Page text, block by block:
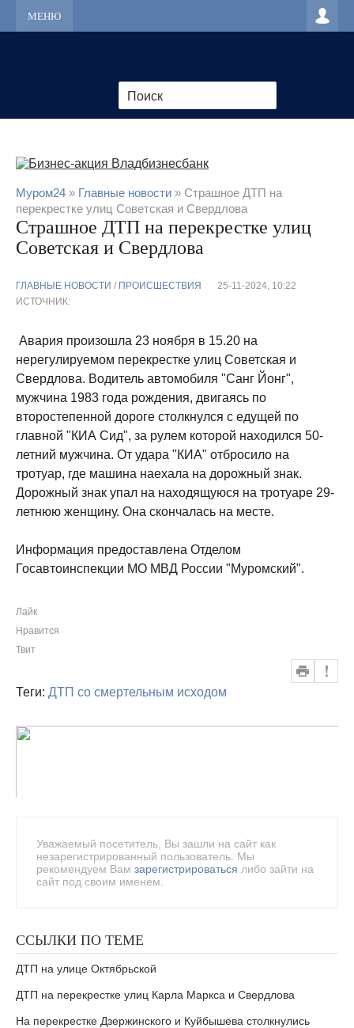
МЕНЮ
Муром24 » Главные новости » Страшное ДТП на
перекрестке улиц Советская и Свердлова
Страшное ДТП на перекрестке улиц
Советская и Свердлова
ГЛАВНЫЕ НОВОСТИ / ПРОИСШЕСТВИЯ
25-11-2024, 10:22
ИСТОЧНИК:
Авария произошла 23 ноября в 15.20 на
нерегулируемом перекрестке улиц Советская и
Свердлова. Водитель автомобиля "Санг Йонг",
мужчина 1983 года рождения, двигаясь по
второстепенной дороге столкнулся с едущей по
главной "КИА Сид", за рулем которой находился 50-
летний мужчина. От удара "КИА" отбросило на
тротуар, где машина наехала на дорожный знак.
Дорожный знак упал на находящуюся на тротуаре 29-
летнюю женщину. Она скончалась на месте.
Информация предоставлена Отделом
Госавтоинспекции МО МВД России "Муромский".
Лайк
Нравится
Твит
Теги: ДТП со смертельным исходом
Уважаемый посетитель, Вы зашли на сайт как
незарегистрированный пользователь. Мы
рекомендуем Вам зарегистрироваться либо зайти на
сайт под своим именем.
ССЫЛКИ ПО ТЕМЕ
ДТП на улице Октябрьской
ДТП на перекрестке улиц Карла Маркса и Свердлова
На перекрестке Дзержинского и Куйбышева столкнулись